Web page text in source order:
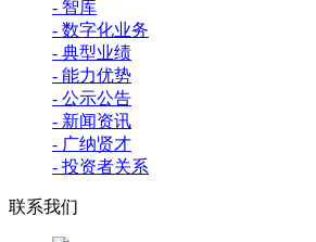
- 智库
- 数字化业务
- 典型业绩
- 能力优势
- 公示公告
- 新闻资讯
- 广纳贤才
- 投资者关系
联系我们